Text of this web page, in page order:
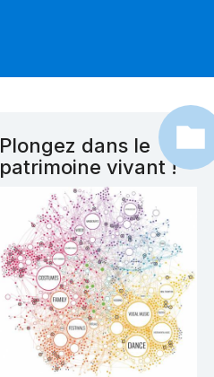
Plongez dans le
patrimoine vivant !